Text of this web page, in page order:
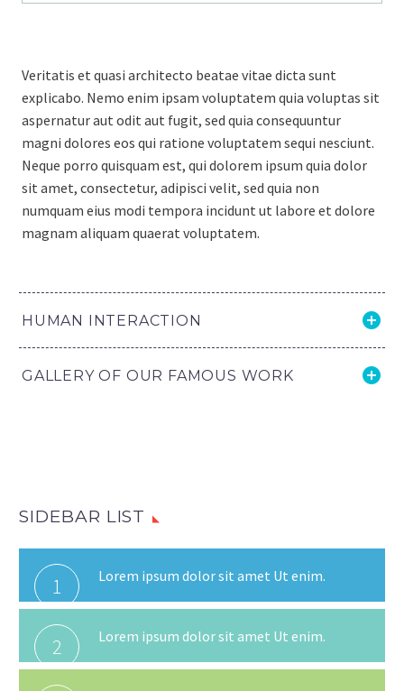
Veritatis et quasi architecto beatae vitae dicta sunt
explicabo. Nemo enim ipsam voluptatem quia voluptas sit
aspernatur aut odit aut fugit, sed quia consequuntur
magni dolores eos qui ratione voluptatem sequi nesciunt.
Neque porro quisquam est, qui dolorem ipsum quia dolor
sit amet, consectetur, adipisci velit, sed quia non
numquam eius modi tempora incidunt ut labore et dolore
magnam aliquam quaerat voluptatem.
HUMAN INTERACTION
GALLERY OF OUR FAMOUS WORK
SIDEBAR LIST
1 Lorem ipsum dolor sit amet Ut enim.
2 Lorem ipsum dolor sit amet Ut enim.